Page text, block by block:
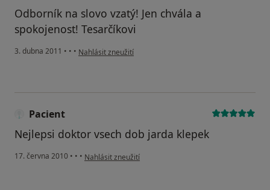
Odborník na slovo vzatý! Jen chvála a
spokojenost! Tesarčíkovi
3. dubna 2011 • • • podle názoru uživatele Pacient
Nahlásit zneužití
Pacient
Nejlepsi doktor vsech dob jarda klepek
17. června 2010 • • • podle názoru uživatele Pacient
Nahlásit zneužití